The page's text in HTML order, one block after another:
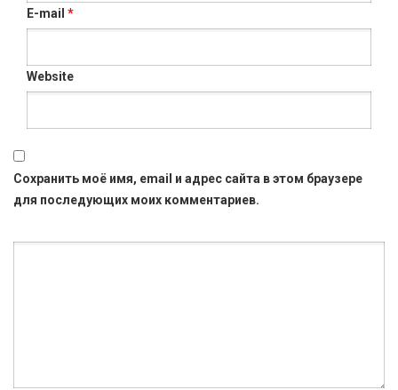
E-mail *
Website
Сохранить моё имя, email и адрес сайта в этом браузере
для последующих моих комментариев.